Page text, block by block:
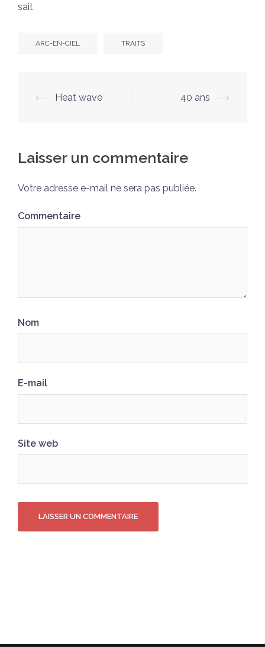
sait
ARC-EN-CIEL TRAITS
Navigation
⟵ Heat wave 40 ans ⟶
Laisser un commentaire
Votre adresse e-mail ne sera pas publiée.
Commentaire
Nom
E-mail
Site web